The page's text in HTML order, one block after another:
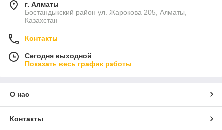
г. Алматы
Бостандыкский район ул. Жарокова 205, Алматы,
Казахстан
Контакты
Сегодня выходной
Показать весь график работы
О нас
Контакты